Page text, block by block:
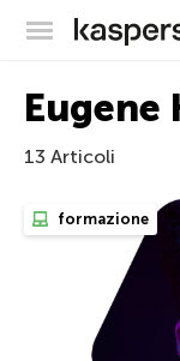
Eugene
13 Articoli
formazione